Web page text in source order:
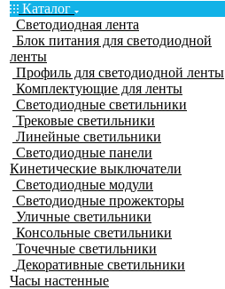
Каталог
Светодиодная лента
Блок питания для светодиодной
ленты
Профиль для светодиодной ленты
Комплектующие для ленты
Светодиодные светильники
Трековые светильники
Линейные светильники
Светодиодные панели
Кинетические выключатели
Светодиодные модули
Светодиодные прожекторы
Уличные светильники
Консольные светильники
Точечные светильники
Декоративные светильники
Часы настенные